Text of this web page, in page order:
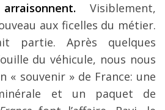
Visiblement,
aux ficelles du métier.
partie. Après quelques
du véhicule, nous nous
« souvenir » de France: une
et un paquet de